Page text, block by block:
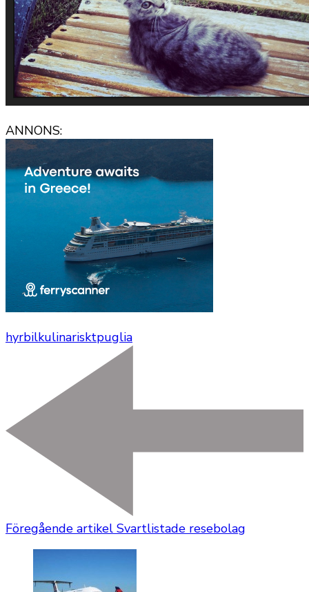
ANNONS:
hyrbilkulinarisktpuglia
Föregående artikel Svartlistade resebolag